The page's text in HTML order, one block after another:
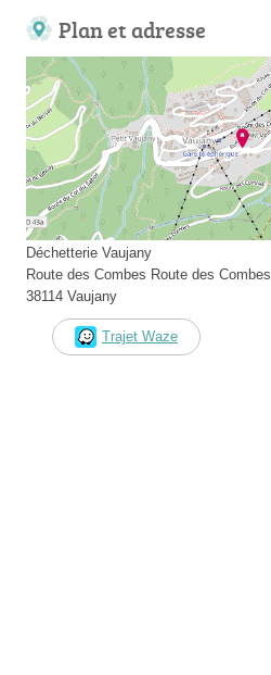
Plan et adresse
Déchetterie Vaujany
Route des Combes Route des Combes
38114 Vaujany
Trajet Waze